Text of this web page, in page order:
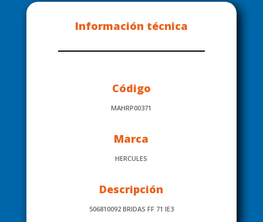
Información técnica
Código
MAHRP00371
Marca
HERCULES
Descripción
506810092 BRIDAS FF 71 IE3